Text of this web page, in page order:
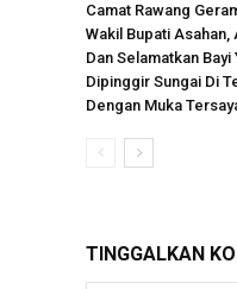
Camat Rawang
Wakil Bupati Asahan,
Dan Selamatkan Bayi
Dipinggir Sungai Di
Dengan Muka
TINGGALKAN